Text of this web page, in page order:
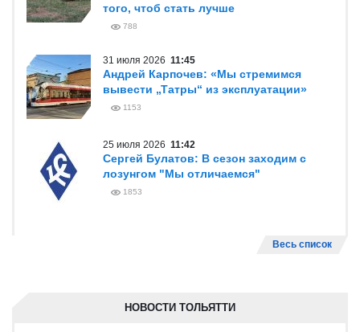
того, чтоб стать лучше
788
31 июля 2026 11:45
Андрей Карпочев: «Мы стремимся
вывести „Татры“ из эксплуатации»
1153
25 июля 2026 11:42
Сергей Булатов: В сезон заходим с
лозунгом "Мы отличаемся"
1853
Весь список
НОВОСТИ ТОЛЬЯТТИ